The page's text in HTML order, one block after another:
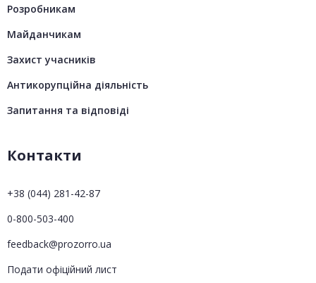
Розробникам
Майданчикам
Захист учасників
Антикорупційна діяльність
Запитання та відповіді
Контакти
+38 (044) 281-42-87
0-800-503-400
feedback@prozorro.ua
Подати офіційний лист